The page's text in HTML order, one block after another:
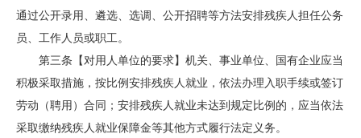
通过公开录用、遴选、选调、公开招聘等方法安排残疾人担任公务
员、工作人员或职工。
第三条【对用人单位的要求】机关、事业单位、国有企业应当
积极采取措施，按比例安排残疾人就业，依法办理入职手续或签订
劳动（聘用）合同；安排残疾人就业未达到规定比例的，应当依法
采取缴纳残疾人就业保障金等其他方式履行法定义务。